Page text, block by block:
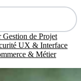
Gestion de Projet
UX & Interface
& Métier